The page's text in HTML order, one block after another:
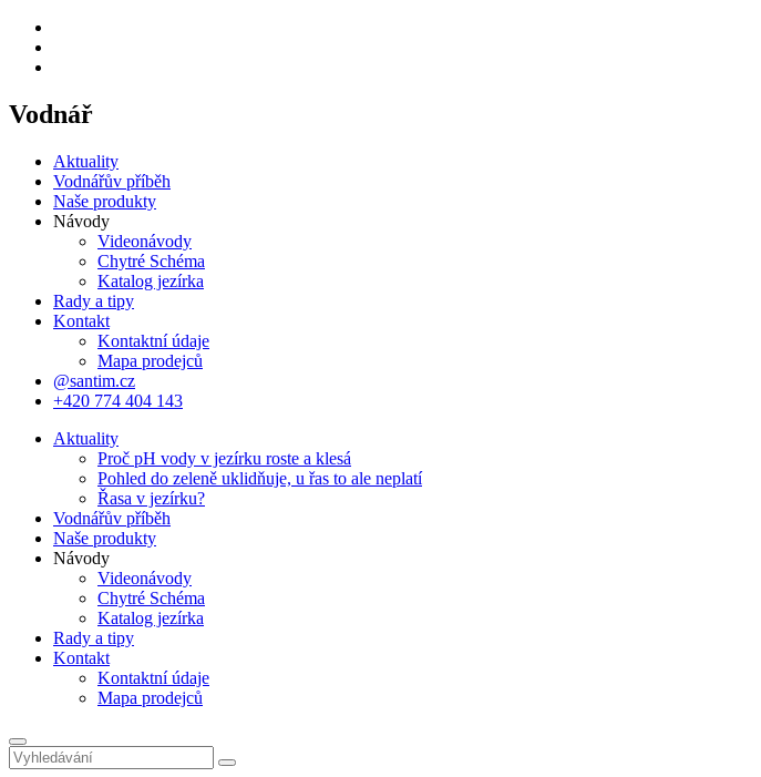
Vodnář
Aktuality
Vodnářův příběh
Naše produkty
Návody
Videonávody
Chytré Schéma
Katalog jezírka
Rady a tipy
Kontakt
Kontaktní údaje
Mapa prodejců
@santim.cz
+420 774 404 143
Aktuality
Proč pH vody v jezírku roste a klesá
Pohled do zeleně uklidňuje, u řas to ale neplatí
Řasa v jezírku?
Vodnářův příběh
Naše produkty
Návody
Videonávody
Chytré Schéma
Katalog jezírka
Rady a tipy
Kontakt
Kontaktní údaje
Mapa prodejců